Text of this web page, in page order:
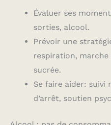
Évaluer ses
sorties, alcool.
Prévoir une
respiration,
sucrée.
Se faire aider: suivi
d’arrêt, soutien